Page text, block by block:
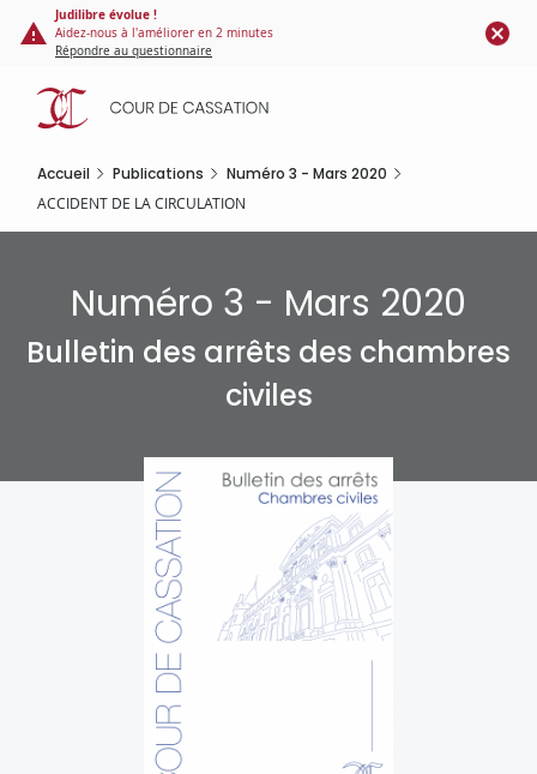
Panneau de gestion des cookies
contenu
principal
Judilibre évolue !
Aidez-nous à l'améliorer en 2 minutes
Répondre au questionnaire
Accueil Publications Numéro 3 - Mars 2020
ACCIDENT DE LA CIRCULATION
Numéro 3 - Mars 2020
Bulletin des arrêts des chambres
civiles